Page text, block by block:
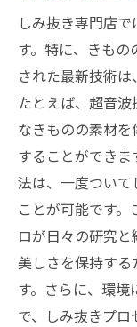
しみ抜き専門店
す。特に、きも
された最新技術は
たとえば、超音
なきものの素材
することができ
法は、一度つい
ことが可能です
ロが日々の研究
美しさを保持する
す。さらに、環境
で、しみ抜きプ